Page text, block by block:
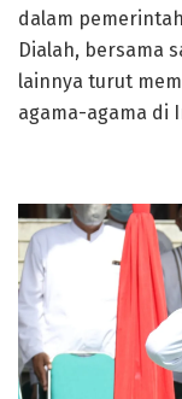
dalam
Dialah, bersama
lainnya turut
agama-agama di